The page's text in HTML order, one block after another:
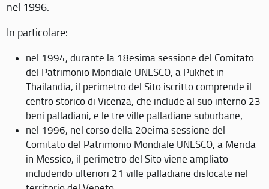
nel 1996.
In particolare:
nel 1994, durante la 18esima sessione del Comitato
del Patrimonio Mondiale UNESCO, a Pukhet in
Thailandia, il perimetro del Sito iscritto comprende il
centro storico di Vicenza, che include al suo interno 23
beni palladiani, e le tre ville palladiane suburbane;
nel 1996, nel corso della 20eima sessione del
Comitato del Patrimonio Mondiale UNESCO, a Merida
in Messico, il perimetro del Sito viene ampliato
includendo ulteriori 21 ville palladiane dislocate nel